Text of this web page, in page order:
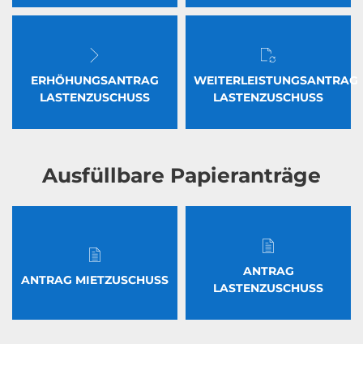
ERHÖHUNGSANTRAG
LASTENZUSCHUSS
WEITERLEISTUNGSANTRAG
LASTENZUSCHUSS
Ausfüllbare Papieranträge
ANTRAG MIETZUSCHUSS
ANTRAG
LASTENZUSCHUSS